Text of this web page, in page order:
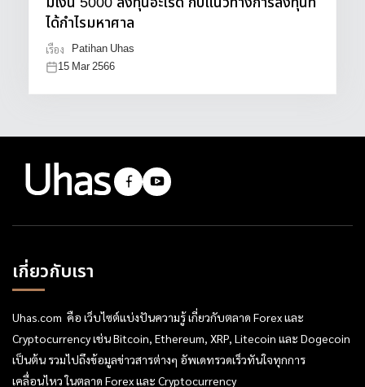
ได้กำไรมหาศาล
เรื่อง
Patihan Uhas
15 Mar 2566
เกี่ยวกับเรา
Uhas.com คือ เว็บไซต์แบ่งปันความรู้ เกี่ยวกับตลาด Forex และ
Cryptocurrency เช่น Bitcoin, Ethereum, XRP, Litecoin และ Dogecoin
เป็นต้น รวมไปถึงข้อมูลข่าวสารต่างๆ อัพเดทรวดเร็วทันใจทุกการ
เคลื่อนไหว ในตลาด Forex และ Cryptocurrency